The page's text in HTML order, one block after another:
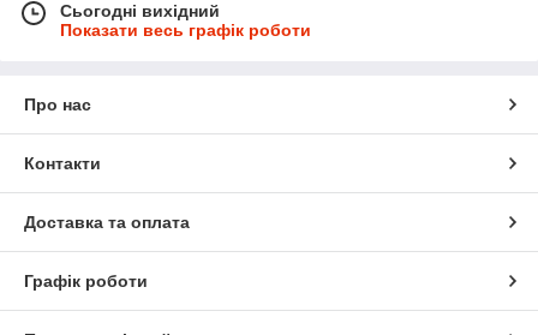
Сьогодні вихідний
Показати весь графік роботи
Про нас
Контакти
Доставка та оплата
Графік роботи